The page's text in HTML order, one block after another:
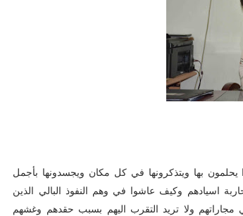
بها ويتذكرونها في كل مكان ويجسدونها بأجمل
اسيادهم وكيف عاشوا في وهم النفوذ البالي الذين
ولا تريد التقرب اليهم بسبب حقدهم وغشهم